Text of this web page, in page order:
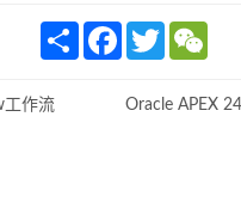
b
t
a
工作流 Oracle APEX